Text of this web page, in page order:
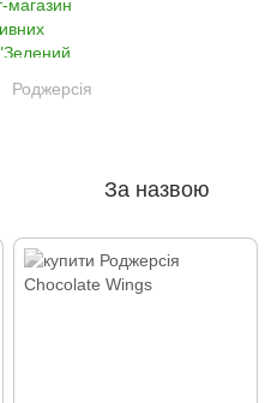
Роджерсія
За назвою